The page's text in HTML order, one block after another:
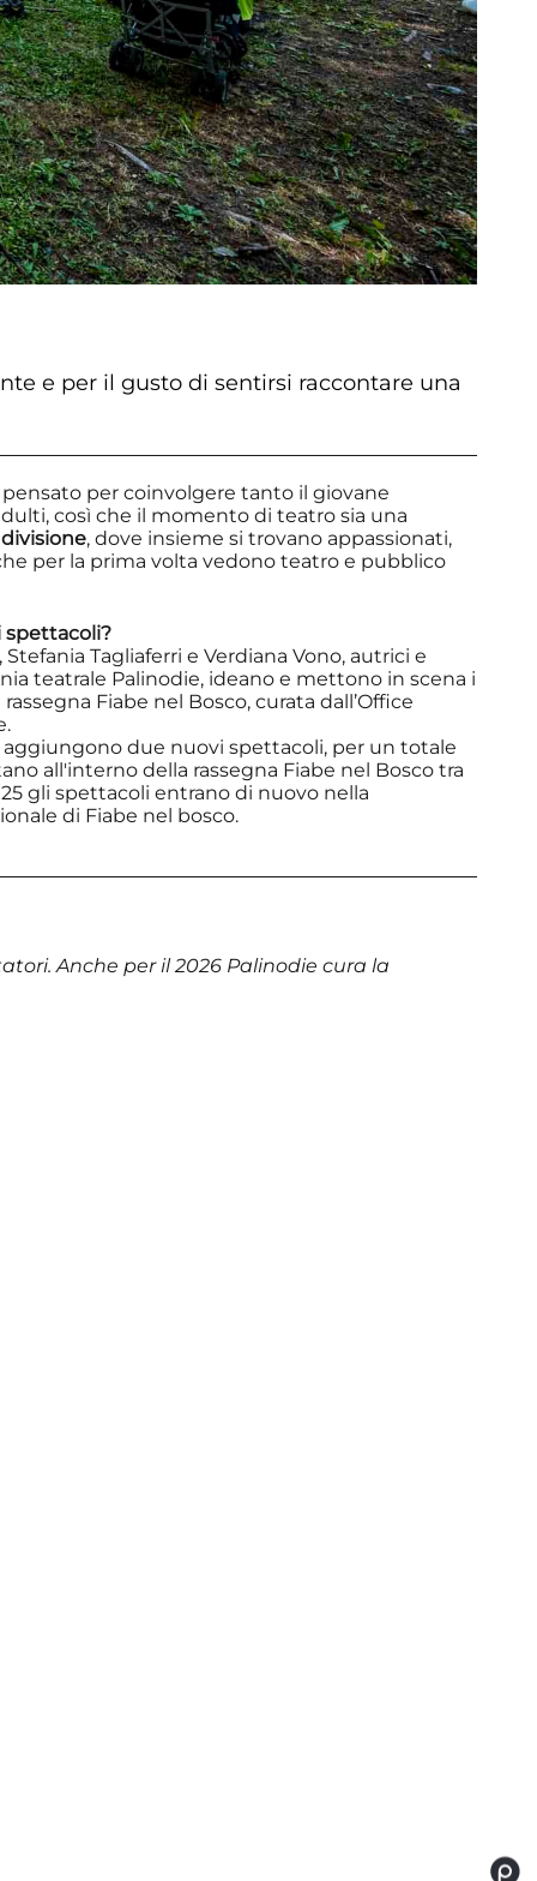
e per il gusto di sentirsi raccontare una
pensato per coinvolgere tanto il giovane
così che il momento di teatro sia una
, dove insieme si trovano appassionati,
per la prima volta vedono teatro e pubblico
spettacoli?
Stefania Tagliaferri e Verdiana Vono, autrici e
teatrale Palinodie, ideano e mettono in scena i
Fiabe nel Bosco, curata dall’Office
aggiungono due nuovi spettacoli, per un totale
all'interno della rassegna Fiabe nel Bosco tra
gli spettacoli entrano di nuovo nella
di Fiabe nel bosco.
Anche per il 2026 Palinodie cura la